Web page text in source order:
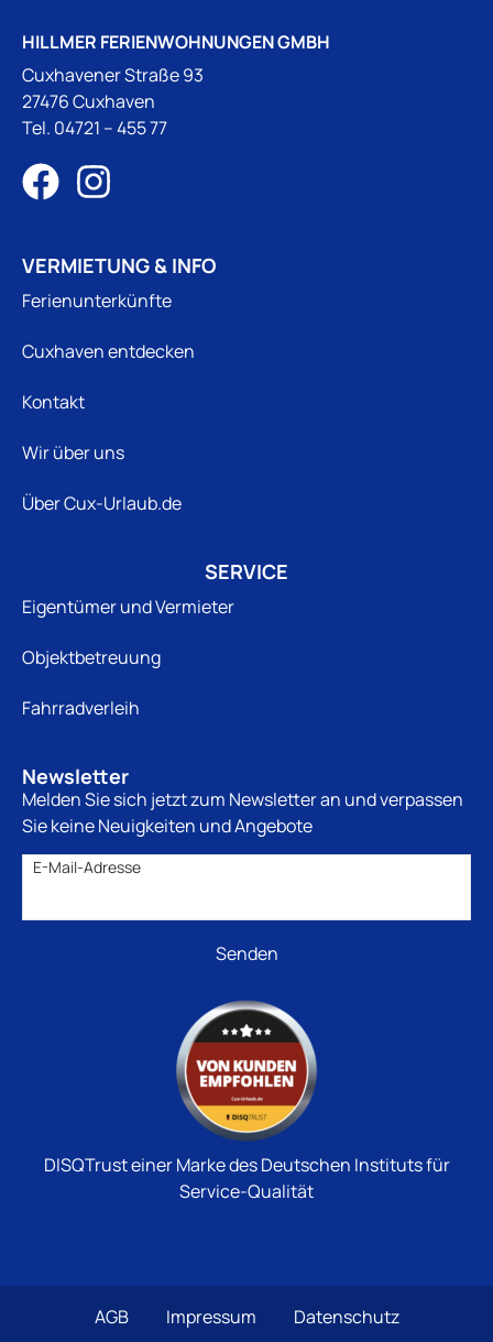
HILLMER FERIENWOHNUNGEN GMBH
Cuxhavener Straße 93
27476 Cuxhaven
Tel. 04721 – 455 77
VERMIETUNG & INFO
Ferienunterkünfte
Cuxhaven entdecken
Kontakt
Wir über uns
Über Cux-Urlaub.de
SERVICE
Eigentümer und Vermieter
Objektbetreuung
Fahrradverleih
Newsletter
Melden Sie sich jetzt zum Newsletter an und verpassen
Sie keine Neuigkeiten und Angebote
E-Mail-Adresse
DISQTrust einer Marke des Deutschen Instituts für
Service-Qualität
AGB Impressum Datenschutz